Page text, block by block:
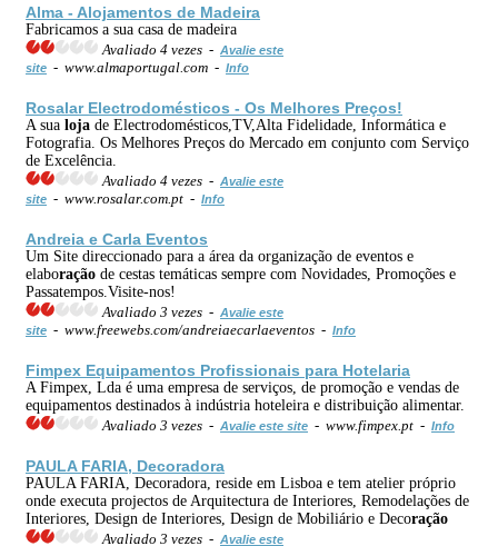
Alma - Alojamentos de Madeira
Fabricamos a sua casa de madeira
Avaliado 4 vezes - Avalie este
site - www.almaportugal.com - Info
Rosalar Electrodomésticos - Os Melhores Preços!
A sua loja de Electrodomésticos,TV,Alta Fidelidade, Informática e
Fotografia. Os Melhores Preços do Mercado em conjunto com Serviço
de Excelência.
Avaliado 4 vezes - Avalie este
site - www.rosalar.com.pt - Info
Andreia e Carla Eventos
Um Site direccionado para a área da organização de eventos e
elaboração de cestas temáticas sempre com Novidades, Promoções e
Passatempos.Visite-nos!
Avaliado 3 vezes - Avalie este
site - www.freewebs.com/andreiaecarlaeventos - Info
Fimpex Equipamentos Profissionais para Hotelaria
A Fimpex, Lda é uma empresa de serviços, de promoção e vendas de
equipamentos destinados à indústria hoteleira e distribuição alimentar.
Avaliado 3 vezes - Avalie este site - www.fimpex.pt - Info
PAULA FARIA, Decoradora
PAULA FARIA, Decoradora, reside em Lisboa e tem atelier próprio
onde executa projectos de Arquitectura de Interiores, Remodelações de
Interiores, Design de Interiores, Design de Mobiliário e Decoração
Avaliado 3 vezes - Avalie este